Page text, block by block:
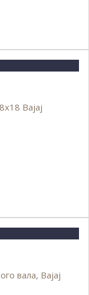
Bajaj
вала, Bajaj